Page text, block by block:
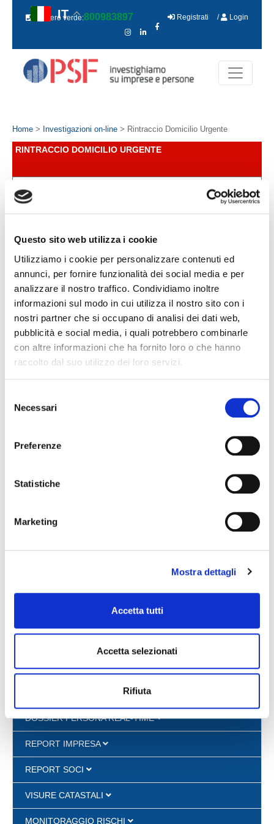
Questo sito web utilizza i cookie
Utilizziamo i cookie per personalizzare contenuti ed
annunci, per fornire funzionalità dei social media e per
analizzare il nostro traffico. Condividiamo inoltre
informazioni sul modo in cui utilizza il nostro sito con i
nostri partner che si occupano di analisi dei dati web,
pubblicità e social media, i quali potrebbero combinarle
con altre informazioni che ha fornito loro o che hanno
raccolto dal suo utilizzo dei loro servizi.
delNecessari
Preferenze
Statistiche
Marketing
Mostra dettagli
Accetta tutti
Accetta selezionati
Rifiuta
IT
Numero verde:800983897 / Login
Registrati
Home > Investigazioni on-line > Rintraccio Domicilio Urgente
RINTRACCIO DOMICILIO URGENTE
DESCRIZIONE
Il servizio rintraccio domicilioè utile per rintracciare
idebitori scomparsi o irreperibilie deriva dall’analisi di
dati ufficiali e dati ufficiosi. Vengono rintracciati anche
eventuali recapiti telefonici del debitore.
l’eventuale
che il soggetto vanta
Ilrintraccio domicilio
----------------------------------------------------------------------------------
TEMPO DI ELEBORAZIONE DEL DOCUMENTO (
DOSSIER IMPRESA REAL TIME
PROTESTI E PREGIUDIZIEVOLI
DOSSIER PERSONA REAL-TIME
REPORT IMPRESA
REPORT SOCI
VISURE CATASTALI
MONITORAGGIO RISCHI